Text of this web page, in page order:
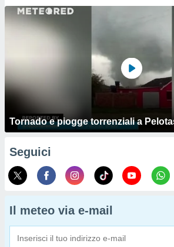
Tornado e piogge torrenziali a
Seguici
Il meteo via e-mail